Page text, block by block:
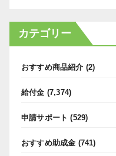
カテゴリー
おすすめ商品紹介 (2)
給付金 (7,374)
申請サポート (529)
おすすめ助成金 (741)